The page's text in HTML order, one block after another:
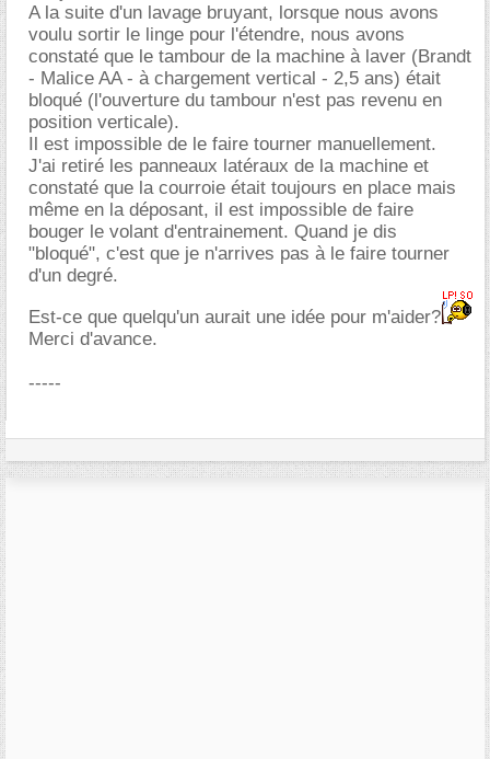
A la suite d'un lavage bruyant, lorsque nous avons
voulu sortir le linge pour l'étendre, nous avons
constaté que le tambour de la machine à laver (Brandt
- Malice AA - à chargement vertical - 2,5 ans) était
bloqué (l'ouverture du tambour n'est pas revenu en
position verticale).
Il est impossible de le faire tourner manuellement.
J'ai retiré les panneaux latéraux de la machine et
constaté que la courroie était toujours en place mais
même en la déposant, il est impossible de faire
bouger le volant d'entrainement. Quand je dis
"bloqué", c'est que je n'arrives pas à le faire tourner
d'un degré.
Est-ce que quelqu'un aurait une idée pour m'aider?
Merci d'avance.
-----